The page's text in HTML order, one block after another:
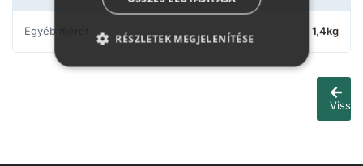
Egyéb méret 1,4kg
Vissza
RÉSZLETEK MEGJELENÍTÉSE